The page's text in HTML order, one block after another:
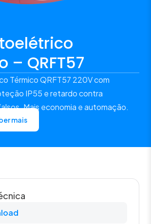
– QRFT57
Térmico QRFT57 220V com
IP55 e retardo contra
Mais economia e automação.
mais